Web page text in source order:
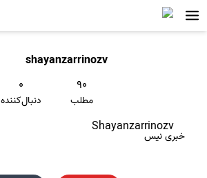
shayanzarrinozv
۹۰
مطلب
۰
دنبال‌کننده
Shayanzarrinozv
خبری نیس